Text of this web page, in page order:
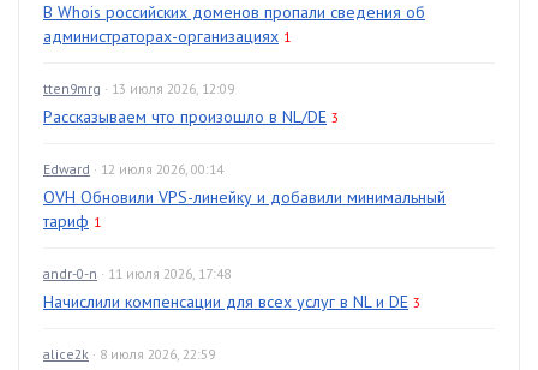
В Whois российских доменов пропали сведения об
администраторах-организациях 1
tten9mrg · 13 июля 2026, 12:09
Рассказываем что произошло в NL/DE 3
Edward · 12 июля 2026, 00:14
OVH Обновили VPS-линейку и добавили минимальный
тариф 1
andr-0-n · 11 июля 2026, 17:48
Начислили компенсации для всех услуг в NL и DE 3
alice2k · 8 июля 2026, 22:59